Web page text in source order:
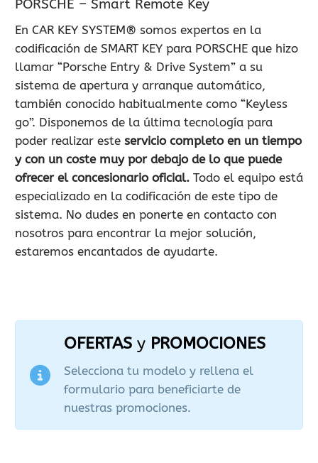
PORSCHE – Smart Remote Key
En CAR KEY SYSTEM® somos expertos en la
codificación de SMART KEY para PORSCHE que hizo
llamar “Porsche Entry & Drive System” a su
sistema de apertura y arranque automático,
también conocido habitualmente como “Keyless
go”. Disponemos de la última tecnología para
poder realizar este servicio completo en un tiempo
y con un coste muy por debajo de lo que puede
ofrecer el concesionario oficial. Todo el equipo está
especializado en la codificación de este tipo de
sistema. No dudes en ponerte en contacto con
nosotros para encontrar la mejor solución,
estaremos encantados de ayudarte.
OFERTAS y PROMOCIONES
Selecciona tu modelo y rellena el
formulario para beneficiarte de
nuestras promociones.